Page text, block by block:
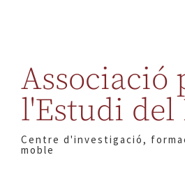
Associació
l'Estudi del
Centre d'investigació,
moble